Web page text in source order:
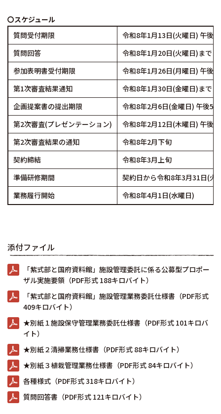
〇スケジュール
質問受付期限
令和8年1月13日(火曜日) 午後5
質問回答
令和8年1月20日(火曜日)まで
参加表明書受付期限
令和8年1月26日(月曜日) 午後5
第1次審査結果通知
令和8年1月30日(金曜日)まで
企画提案書の提出期限
令和8年2月6日(金曜日) 午後5
第2次審査(プレゼンテーション)
令和8年2月12日(木曜日) 午後1
第2次審査結果の通知
令和8年2月下旬
契約締結
令和8年3月上旬
準備研修期間
契約日から令和8年3月31日(火
業務履行開始
令和8年4月1日(水曜日)
添付ファイル
「紫式部と国府資料館」施設管理委託に係る公募型プロポー
ザル実施要領（PDF形式 188キロバイト）
「紫式部と国府資料館」施設管理業務委託仕様書（PDF形式
409キロバイト）
★別紙１施設保守管理業務委託仕様書（PDF形式 101キロバ
イト）
★別紙２清掃業務仕様書（PDF形式 88キロバイト）
★別紙３植栽管理業務仕様書（PDF形式 84キロバイト）
各種様式（PDF形式 318キロバイト）
質問回答書（PDF形式 121キロバイト）